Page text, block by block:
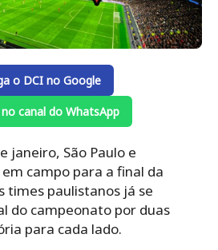
o DCI no Google
canal do WhatsApp
janeiro, São Paulo e
campo para a final da
times paulistanos já se
do campeonato por duas
para cada lado.